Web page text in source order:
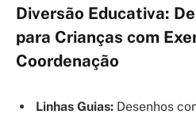
Diversão Educativa:
para Crianças com
Coordenação
Linhas Guias: Desenhos